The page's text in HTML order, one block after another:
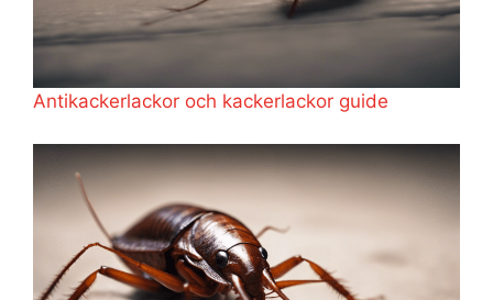
Antikackerlackor och kackerlackor guide